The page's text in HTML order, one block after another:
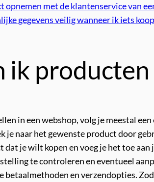
opnemen met de klantenservice van
gegevens veilig wanneer ik iets
ik
in een webshop, volg je meestal
je naar het gewenste product door
dat je wilt kopen en voeg je het toe
te controleren en eventueel
betaalmethoden en verzendopties.